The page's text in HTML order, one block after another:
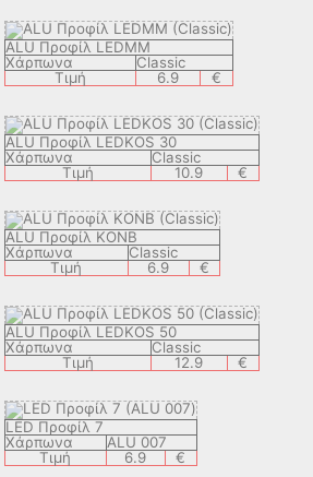
ALU Προφίλ LEDMM
Χάρπωνα
Classic
Τιμή
6.9 €
ALU Προφίλ LEDKOS 30
Χάρπωνα
Classic
Τιμή
10.9 €
ALU Προφίλ KONB
Χάρπωνα
Classic
Τιμή
6.9 €
ALU Προφίλ LEDKOS 50
Χάρπωνα
Classic
Τιμή
12.9 €
LED Προφίλ 7
Χάρπωνα
ALU 007
Τιμή
6.9 €